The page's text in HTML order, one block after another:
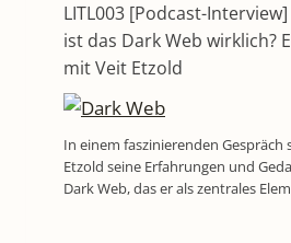
LITL003 [Podcast-
ist das Dark Web wirklich?
mit Veit Etzold
In einem faszinierenden Gespräch
Etzold seine Erfahrungen und
Dark Web, das er als zentrales